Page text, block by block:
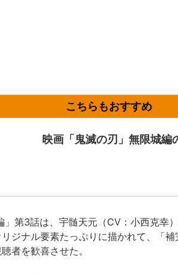
映画「鬼滅の刃」無限城編
」第3話は、宇髄天元（CV：小西克幸
ジナル要素たっぷりに描かれて、「
者を歓喜させた。